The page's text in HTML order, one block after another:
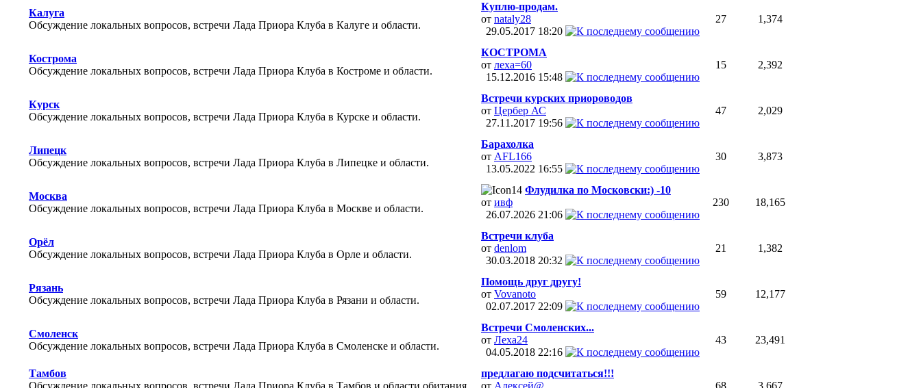
Калуга
Обсуждение локальных вопросов, встречи Лада Приора Клуба в Калуге и области.
Куплю-продам.
от nataly28
29.05.2017 18:20
27 1,374
Кострома
Обсуждение локальных вопросов, встречи Лада Приора Клуба в Костроме и области.
КОСТРОМА
от леха=60
15.12.2016 15:48
15 2,392
Курск
Обсуждение локальных вопросов, встречи Лада Приора Клуба в Курске и области.
Встречи курских приороводов
от Цербер АС
27.11.2017 19:56
47 2,029
Липецк
Обсуждение локальных вопросов, встречи Лада Приора Клуба в Липецке и области.
Барахолка
от AFL166
13.05.2022 16:55
30 3,873
Москва
Обсуждение локальных вопросов, встречи Лада Приора Клуба в Москве и области.
Флудилка по Московски:) -10
от ивф
26.07.2026 21:06
230 18,165
Орёл
Обсуждение локальных вопросов, встречи Лада Приора Клуба в Орле и области.
Встречи клуба
от denlom
30.03.2018 20:32
21 1,382
Рязань
Обсуждение локальных вопросов, встречи Лада Приора Клуба в Рязани и области.
Помощь друг другу!
от Vovanoto
02.07.2017 22:09
59 12,177
Смоленск
Обсуждение локальных вопросов, встречи Лада Приора Клуба в Смоленске и области.
Встречи Смоленских...
от Леха24
04.05.2018 22:16
43 23,491
Тамбов
Обсуждение локальных вопросов, встречи Лада Приора Клуба в Тамбов и области обитания
предлагаю подсчитаться!!!
от Алексей@
68 3,667